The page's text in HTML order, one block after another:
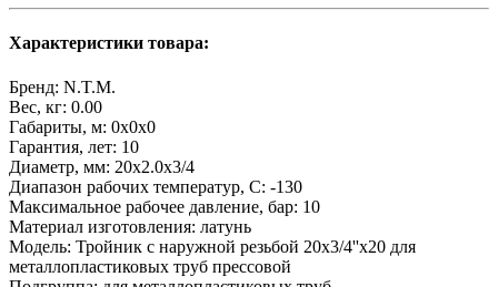
Характеристики товара:
Бренд: N.T.M.
Вес, кг: 0.00
Габариты, м: 0x0x0
Гарантия, лет: 10
Диаметр, мм: 20х2.0х3/4
Диапазон рабочих температур, С: -130
Максимальное рабочее давление, бар: 10
Материал изготовления: латунь
Модель: Тройник с наружной резьбой 20x3/4''x20 для
металлопластиковых труб прессовой